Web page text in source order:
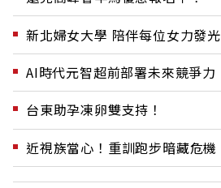
新北婦女大學 陪伴每位女力發光
AI時代元智超前部署未來競爭力
台東助孕凍卵雙支持！
近視族當心！重訓跑步暗藏危機